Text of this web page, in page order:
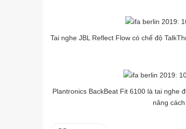
Tai nghe JBL Reflect Flow có chế độ
Plantronics BackBeat Fit 6100 là tai nghe
năng